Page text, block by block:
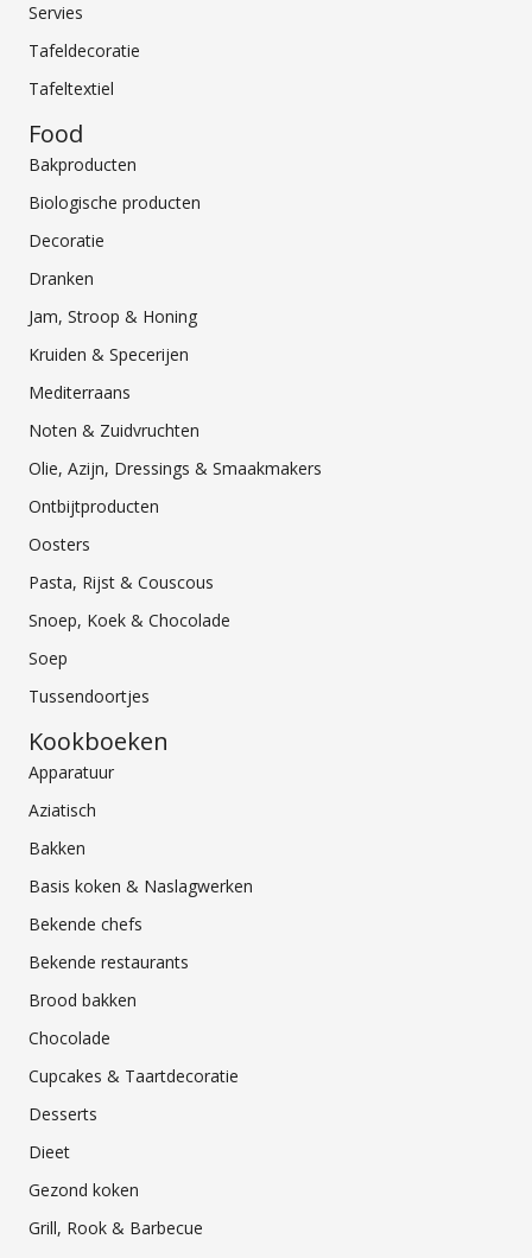
Servies
Tafeldecoratie
Tafeltextiel
Food
Bakproducten
Biologische producten
Decoratie
Dranken
Jam, Stroop & Honing
Kruiden & Specerijen
Mediterraans
Noten & Zuidvruchten
Olie, Azijn, Dressings & Smaakmakers
Ontbijtproducten
Oosters
Pasta, Rijst & Couscous
Snoep, Koek & Chocolade
Soep
Tussendoortjes
Kookboeken
Apparatuur
Aziatisch
Bakken
Basis koken & Naslagwerken
Bekende chefs
Bekende restaurants
Brood bakken
Chocolade
Cupcakes & Taartdecoratie
Desserts
Dieet
Gezond koken
Grill, Rook & Barbecue